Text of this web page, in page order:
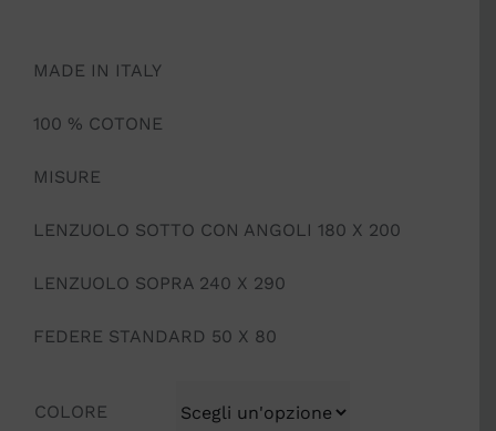
MADE IN ITALY
100 % COTONE
MISURE
LENZUOLO SOTTO CON ANGOLI 180 X 200
LENZUOLO SOPRA 240 X 290
FEDERE STANDARD 50 X 80
COLORE